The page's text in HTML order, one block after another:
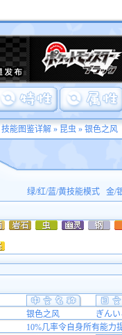
技能图鉴详解» 昆虫 » 银色之风
绿/红/蓝/黄技能模式 金/
银色之风
ぎん
10%几率令自身所有能力